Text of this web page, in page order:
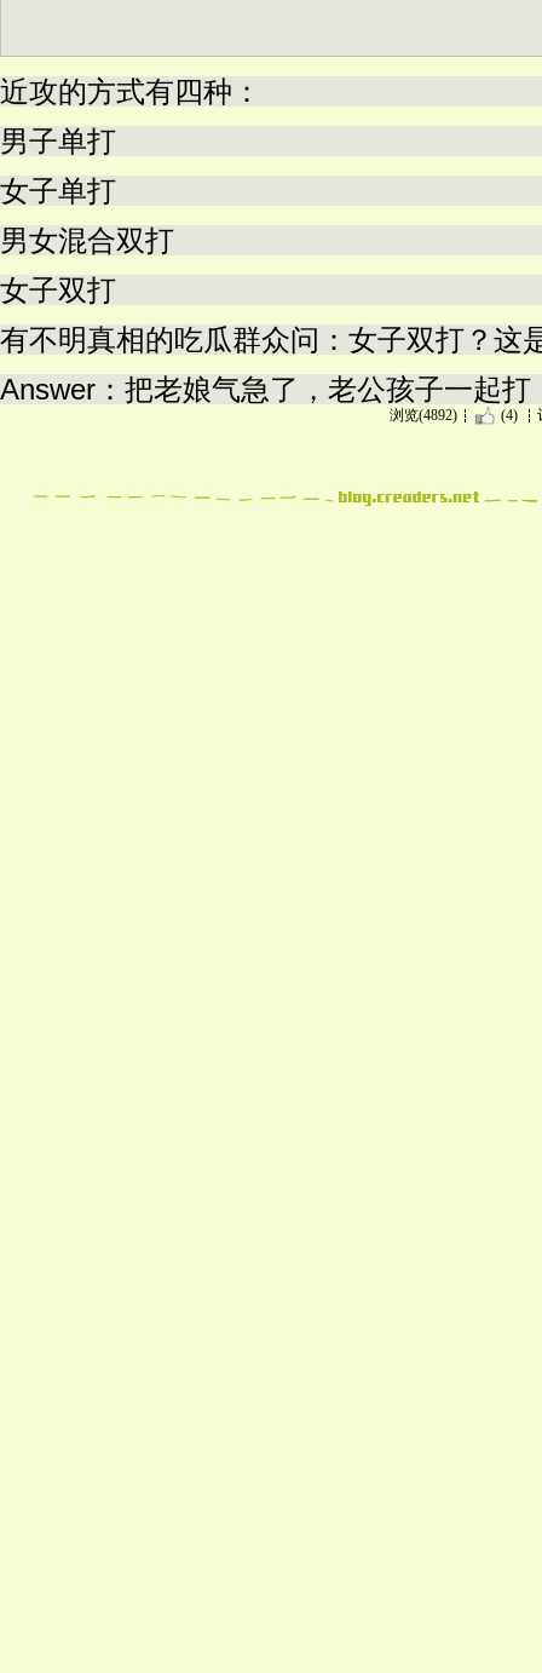
近攻的方式有四种：
男子单打
女子单打
男女混合双打
女子双打
有不明真相的吃瓜群众问：女子双打？这
Answer：把老娘气急了，老公孩子一起打
浏览(4892) (4)